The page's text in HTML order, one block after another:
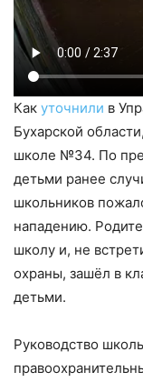
Как уточнили в
Бухарской
школе №34. По
детьми ранее
школьников
нападению.
школу и, не
охраны, зашёл в
детьми.
Руководство